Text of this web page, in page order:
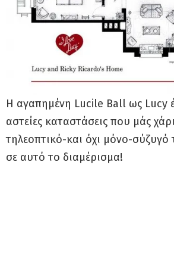
Η αγαπημένη Lucile Ball ως Lucy
αστείες καταστάσεις που μάς
τηλεοπτικό-και όχι μόνο-σύζυγό
σε αυτό το διαμέρισμα!